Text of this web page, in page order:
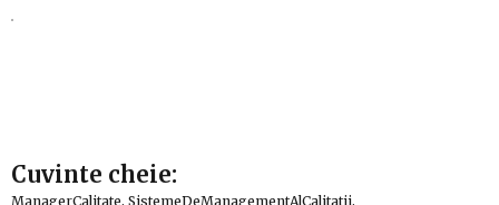
Cuvinte cheie:
ManagerCalitate, SistemeDeManagementAlCalitatii,